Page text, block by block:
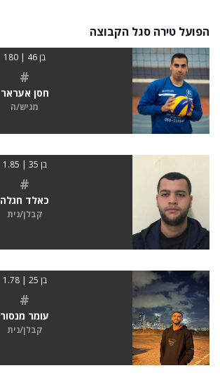
הפועל טירה סגל הקבוצה
בן 46 | 180
#
חסן אעראר
מגיש/ה
בן 35 | 1.85
#
כאלד חגלה
קבלן/נית
בן 25 | 1.78
#
עומר מנסור
קבלן/נית